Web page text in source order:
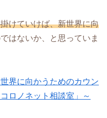
けていけば、新世界に向
はないか、と思っていま
界に向かうためのカウン
ロノネット相談室」～